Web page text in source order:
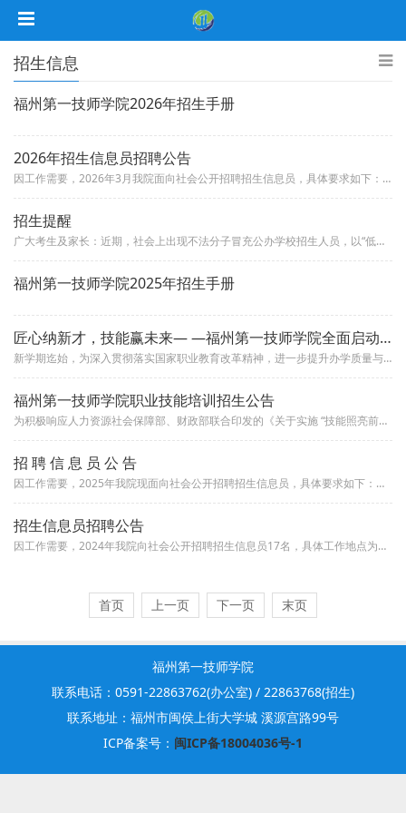
招生信息
福州第一技师学院2026年招生手册
2026年招生信息员招聘公告
因工作需要，2026年3月我院面向社会公开招聘招生信息员，具体要求如下： 一、招聘条件1.年龄18周岁以上，60周岁以...
招生提醒
广大考生及家长：近期，社会上出现不法分子冒充公办学校招生人员，以“低分考生缴纳一定费用保证录取”为幌子实施诈骗的行为。为...
福州第一技师学院2025年招生手册
匠心纳新才，技能赢未来— —福州第一技师学院全面启动2025年招生宣传工作
新学期迄始，为深入贯彻落实国家职业教育改革精神，进一步提升办学质量与社会影响力，福州第一技师学院即启动2025年招生宣传...
福州第一技师学院职业技能培训招生公告
为积极响应人力资源社会保障部、财政部联合印发的《关于实施 “技能照亮前程” 培训行动的通知》的要求，助力解决就业难题，推...
招 聘 信 息 员 公 告
因工作需要，2025年我院现面向社会公开招聘招生信息员，具体要求如下： 一、招聘条件：1、年龄18周岁以上，60周岁以...
招生信息员招聘公告
因工作需要，2024年我院向社会公开招聘招生信息员17名，具体工作地点为：平潭综合实验区5名、浦城县5名、武夷山市（建阳...
首页 上一页 下一页 末页
福州第一技师学院
联系电话：0591-22863762(办公室) / 22863768(招生)
联系地址：福州市闽侯上街大学城 溪源宫路99号
ICP备案号： 闽ICP备18004036号-1